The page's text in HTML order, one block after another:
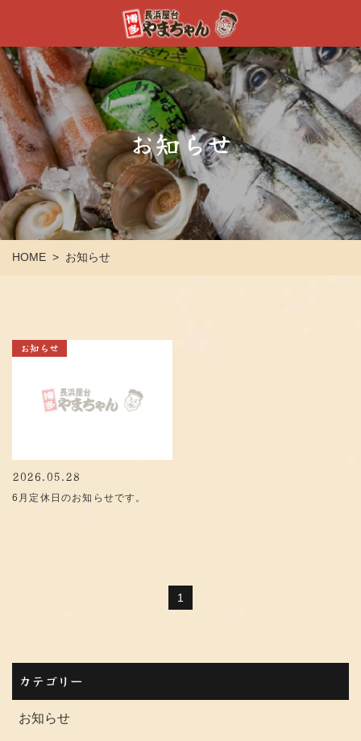
お知らせ
HOME > お知らせ
お知らせ
2026.05.28
6月定休日のお知らせです。
1
カテゴリー
お知らせ